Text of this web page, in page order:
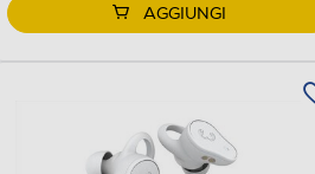
AGGIUNGI